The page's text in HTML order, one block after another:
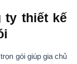
ty thiết kế
gói giúp gia chủ